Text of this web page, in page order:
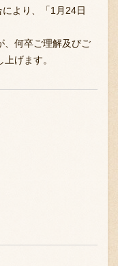
により、「1月24日
、何卒ご理解及びご
げます。